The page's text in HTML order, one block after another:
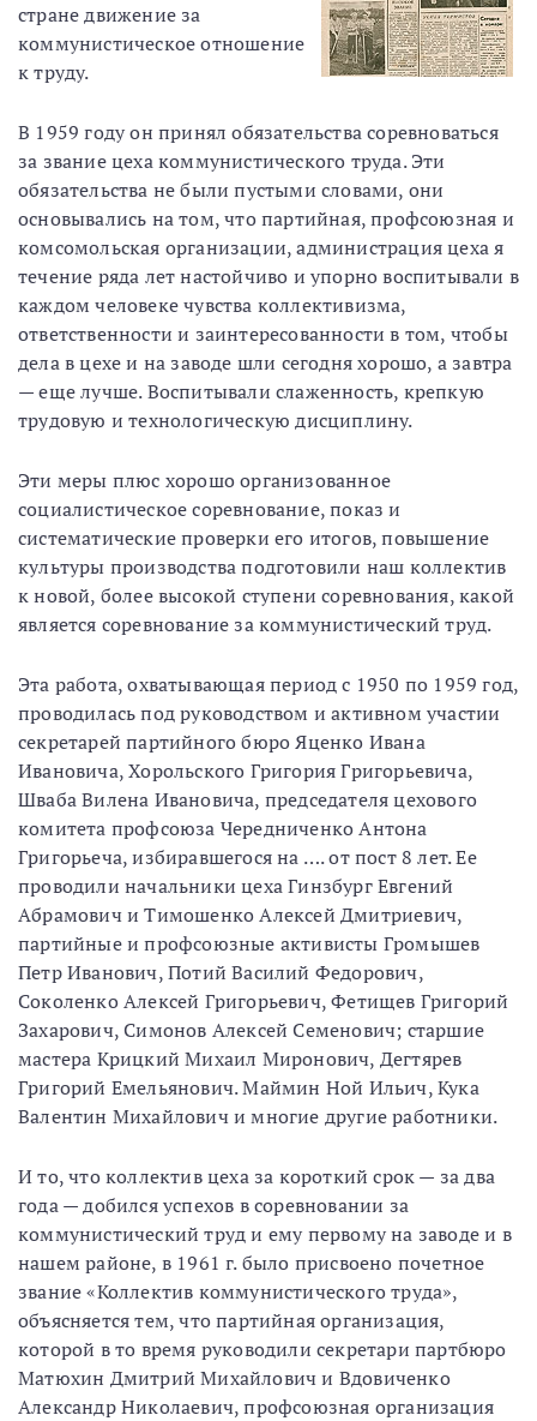
стране движение за
коммунистическое отношение
к труду.
В 1959 году он принял обязательства соревноваться
за звание цеха коммунистического труда. Эти
обязательства не были пустыми словами, они
основывались на том, что партийная, профсоюзная и
комсомольская организации, администрация цеха я
течение ряда лет настойчиво и упорно воспитывали в
каждом человеке чувства коллективизма,
ответственности и заинтересованности в том, чтобы
дела в цехе и на заводе шли сегодня хорошо, а завтра
— еще лучше. Воспитывали слаженность, крепкую
трудовую и технологическую дисциплину.
Эти меры плюс хорошо организованное
социалистическое соревнование, показ и
систематические проверки его итогов, повышение
культуры производства подготовили наш коллектив
к новой, более высокой ступени соревнования, какой
является соревнование за коммунистический труд.
Эта работа, охватывающая период с 1950 по 1959 год,
проводилась под руководством и активном участии
секретарей партийного бюро Яценко Ивана
Ивановича, Хорольского Григория Григорьевича,
Шваба Вилена Ивановича, председателя цехового
комитета профсоюза Чередниченко Антона
Григорьеча, избиравшегося на …. от пост 8 лет. Ее
проводили начальники цеха Гинзбург Евгений
Абрамович и Тимошенко Алексей Дмитриевич,
партийные и профсоюзные активисты Громышев
Петр Иванович, Потий Василий Федорович,
Соколенко Алексей Григорьевич, Фетищев Григорий
Захарович, Симонов Алексей Семенович; старшие
мастера Крицкий Михаил Миронович, Дегтярев
Григорий Емельянович. Маймин Ной Ильич, Кука
Валентин Михайлович и многие другие работники.
И то, что коллектив цеха за короткий срок — за два
года — добился успехов в соревновании за
коммунистический труд и ему первому на заводе и в
нашем районе, в 1961 г. было присвоено почетное
звание «Коллектив коммунистического труда»,
объясняется тем, что партийная организация,
которой в то время руководили секретари партбюро
Матюхин Дмитрий Михайлович и Вдовиченко
Александр Николаевич, профсоюзная организация